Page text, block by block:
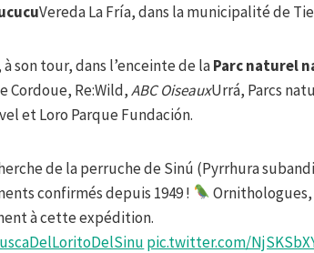
Vereda La Fría, dans la municipalité de
son tour, dans l’enceinte de laParc naturel
Cordoue, Re:Wild,ABC OiseauxUrrá, Parcs
et Loro Parque Fundación.
de la perruche de Sinú (Pyrrhura
confirmés depuis 1949 !
à cette expédition.
pic.twitter.com/